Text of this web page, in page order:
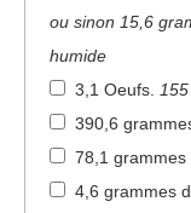
ou sinon 15,6
humide
3,1 Oeufs.
390,6
78,1 grammes
4,6 grammes